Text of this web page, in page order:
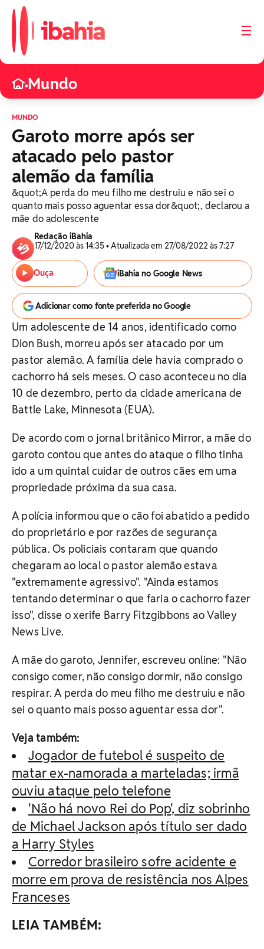
☰
•Mundo
MUNDO
Garoto morre após ser
atacado pelo pastor
alemão da família
&quot;A perda do meu filho me destruiu e não sei o
quanto mais posso aguentar essa dor&quot;, declarou a
mãe do adolescente
Redação iBahia
17/12/2020 às 14:35 • Atualizada em 27/08/2022 às 7:27
Ouça iBahia no Google News
Adicionar como fonte preferida no Google
Um adolescente de 14 anos, identificado como
Dion Bush, morreu após ser atacado por um
pastor alemão. A família dele havia comprado o
cachorro há seis meses. O caso aconteceu no dia
10 de dezembro, perto da cidade americana de
Battle Lake, Minnesota (EUA).
De acordo com o jornal britânico Mirror, a mãe do
garoto contou que antes do ataque o filho tinha
ido a um quintal cuidar de outros cães em uma
propriedade próxima da sua casa.
A polícia informou que o cão foi abatido a pedido
do proprietário e por razões de segurança
pública. Os policiais contaram que quando
chegaram ao local o pastor alemão estava
"extremamente agressivo". "Ainda estamos
tentando determinar o que faria o cachorro fazer
isso", disse o xerife Barry Fitzgibbons ao Valley
News Live.
A mãe do garoto, Jennifer, escreveu online: "Não
consigo comer, não consigo dormir, não consigo
respirar. A perda do meu filho me destruiu e não
sei o quanto mais posso aguentar essa dor".
Veja também:
Jogador de futebol é suspeito de
matar ex-namorada a marteladas; irmã
ouviu ataque pelo telefone
'Não há novo Rei do Pop', diz sobrinho
de Michael Jackson após título ser dado
a Harry Styles
Corredor brasileiro sofre acidente e
morre em prova de resistência nos Alpes
Franceses
LEIA TAMBÉM: